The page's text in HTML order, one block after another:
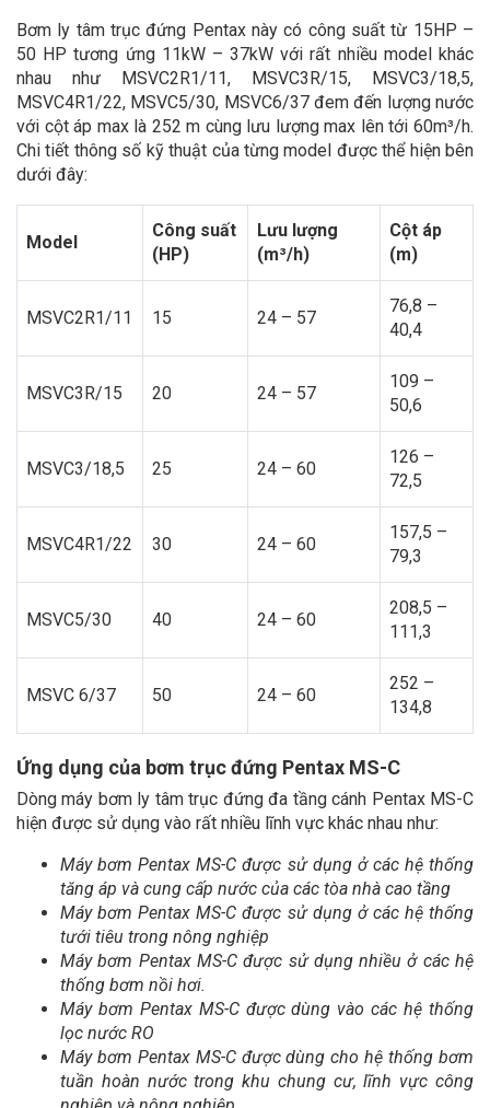
Bơm ly tâm trục đứng Pentax này có công suất từ 15HP –
50 HP tương ứng 11kW – 37kW với rất nhiều model khác
nhau như MSVC2R1/11, MSVC3R/15, MSVC3/18,5,
MSVC4R1/22, MSVC5/30, MSVC6/37 đem đến lượng nước
với cột áp max là 252 m cùng lưu lượng max lên tới 60m³/h.
Chi tiết thông số kỹ thuật của từng model được thể hiện bên
dưới đây:
Model
Công suất
(HP)
Lưu lượng
(m³/h)
Cột áp
(m)
MSVC2R1/11 15 24 – 57
76,8 –
40,4
MSVC3R/15 20 24 – 57
109 –
50,6
MSVC3/18,5 25 24 – 60
126 –
72,5
MSVC4R1/22 30 24 – 60
157,5 –
79,3
MSVC5/30 40 24 – 60
208,5 –
111,3
MSVC 6/37 50 24 – 60
252 –
134,8
Ứng dụng của bơm trục đứng Pentax MS-C
Dòng máy bơm ly tâm trục đứng đa tầng cánh Pentax MS-C
hiện được sử dụng vào rất nhiều lĩnh vực khác nhau như:
Máy bơm Pentax MS-C được sử dụng ở các hệ thống
tăng áp và cung cấp nước của các tòa nhà cao tầng
Máy bơm Pentax MS-C được sử dụng ở các hệ thống
tưới tiêu trong nông nghiệp
Máy bơm Pentax MS-C được sử dụng nhiều ở các hệ
thống bơm nồi hơi.
Máy bơm Pentax MS-C được dùng vào các hệ thống
lọc nước RO
Máy bơm Pentax MS-C được dùng cho hệ thống bơm
tuần hoàn nước trong khu chung cư, lĩnh vực công